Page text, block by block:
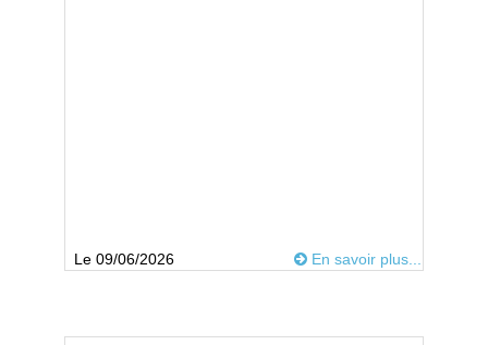
Le 09/06/2026 En savoir plus...